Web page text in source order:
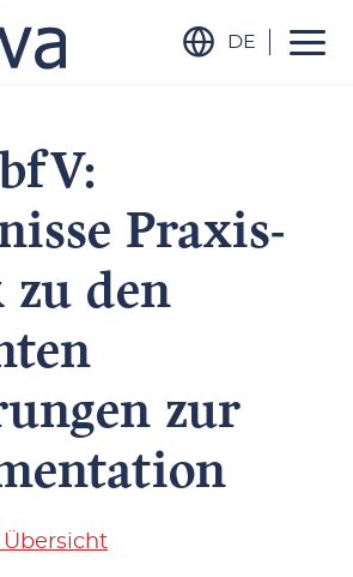
DE
Praxis-
zu den
zur